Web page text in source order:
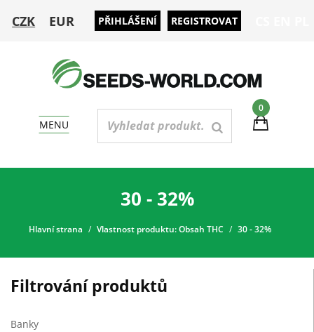
CZK EUR PŘIHLÁŠENÍ REGISTROVAT
0
MENU
30 - 32%
Hlavní strana Vlastnost produktu: Obsah THC 30 - 32%
Filtrování produktů
Banky